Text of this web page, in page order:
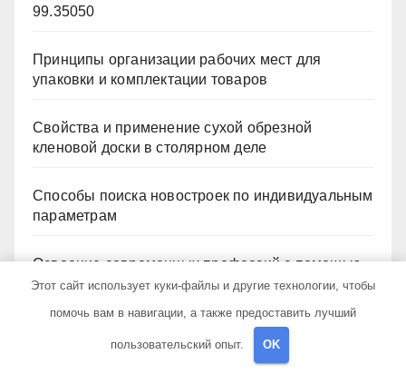
99.35050
Принципы организации рабочих мест для
упаковки и комплектации товаров
Свойства и применение сухой обрезной
кленовой доски в столярном деле
Способы поиска новостроек по индивидуальным
параметрам
Освоение современных профессий с помощью
онлайн-образования
Этот сайт использует куки-файлы и другие технологии, чтобы
помочь вам в навигации, а также предоставить лучший
пользовательский опыт. OK